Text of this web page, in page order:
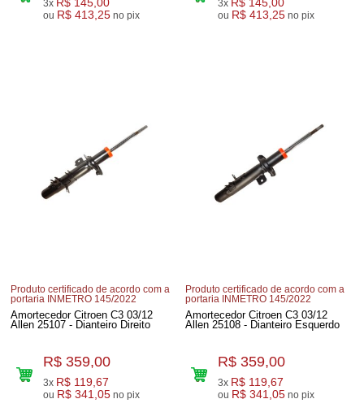
3x
ou R$ 413,25 no pix
3x
ou R$ 413,25 no pix
Produto certificado de acordo com a
portaria INMETRO 145/2022
Amortecedor Citroen C3 03/12
Allen 25107 - Dianteiro Direito
R$ 359,00
3x R$ 119,67
ou R$ 341,05 no pix
Produto certificado de acordo com a
portaria INMETRO 145/2022
Amortecedor Citroen C3 03/12
Allen 25108 - Dianteiro Esquerdo
R$ 359,00
3x R$ 119,67
ou R$ 341,05 no pix